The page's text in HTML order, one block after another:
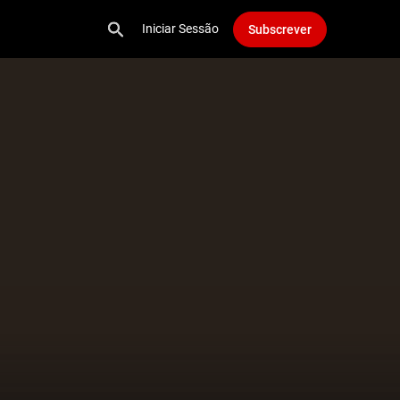
Iniciar Sessão Subscrever